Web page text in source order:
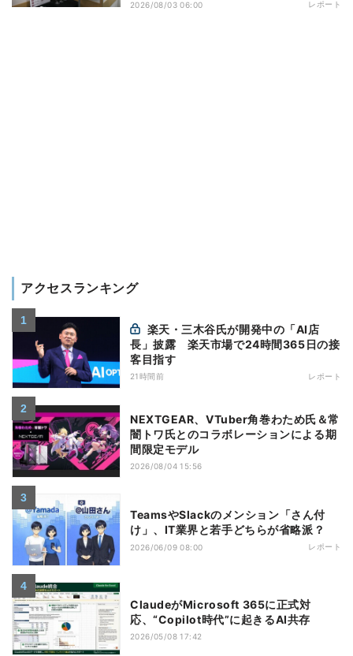
2026/08/03 06:00 レポート
アクセスランキング
長」披露 楽天市場で24時間365日の接
客目指す
21時間前 レポート
NEXTGEAR、VTuber角巻わため氏＆常
闇トワ氏とのコラボレーションによる期
間限定モデル
2026/08/04 15:56
TeamsやSlackのメンション「さん付
け」、IT業界と若手どちらが省略派？
2026/06/09 08:00 レポート
ClaudeがMicrosoft 365に正式対
応、“Copilot時代”に起きるAI共存
2026/05/08 17:42